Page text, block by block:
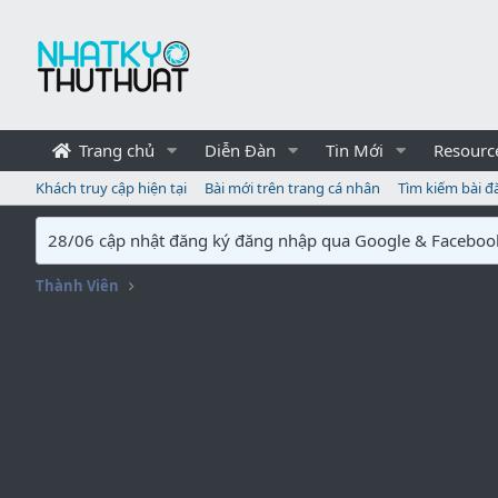
Trang chủ Diễn Đàn Tin Mới
Khách truy cập hiện tại Bài mới trên trang cá nhân Tìm kiếm bài
28/06 cập nhật đăng ký đăng nhập qua Google &
Thành Viên